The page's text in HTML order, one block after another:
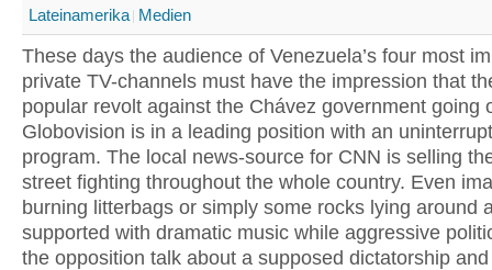
Lateinamerika Medien
These days the audience of Venezuela’s four most
private TV-channels must have the impression that
popular revolt against the Chávez government going
Globovision is in a leading position with an
program. The local news-source for CNN is selling
street fighting throughout the whole country. Even
burning litterbags or simply some rocks lying around
supported with dramatic music while aggressive
the opposition talk about a supposed dictatorship